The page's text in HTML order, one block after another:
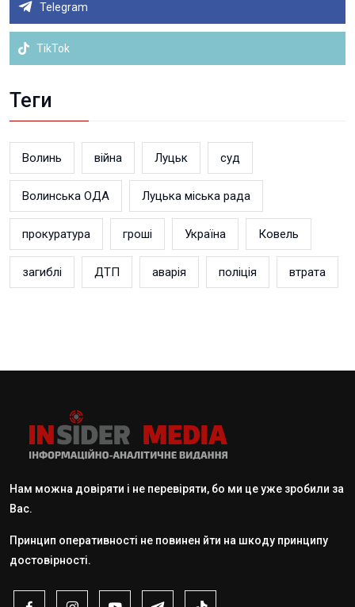
Telegram
TikTok
Теги
Волинь війна Луцьк суд
Волинська ОДА Луцька міська рада
прокуратура гроші Україна Ковель
загиблі ДТП аварія поліція втрата
Нам можна довіряти і не перевіряти, бо ми це уже зробили за
Вас.
Принцип оперативності не повинен йти на шкоду принципу
достовірності.